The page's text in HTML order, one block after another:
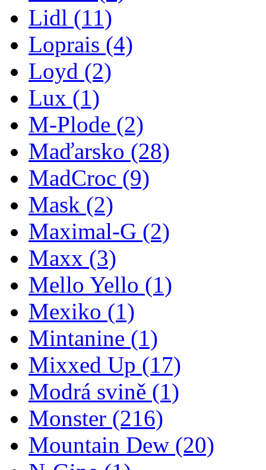
Lidl (11)
Loprais (4)
Loyd (2)
Lux (1)
M-Plode (2)
Maďarsko (28)
MadCroc (9)
Mask (2)
Maximal-G (2)
Maxx (3)
Mello Yello (1)
Mexiko (1)
Mintanine (1)
Mixxed Up (17)
Modrá svině (1)
Monster (216)
Mountain Dew (20)